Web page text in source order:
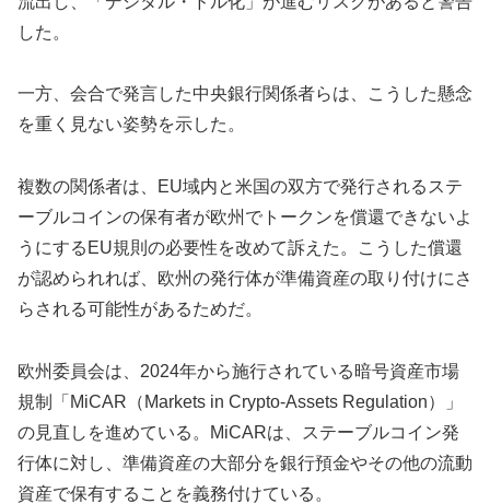
した。
一方、会合で発言した中央銀行関係者らは、こうした懸念
を重く見ない姿勢を示した。
複数の関係者は、EU域内と米国の双方で発行されるステ
ーブルコインの保有者が欧州でトークンを償還できないよ
うにするEU規則の必要性を改めて訴えた。こうした償還
が認められれば、欧州の発行体が準備資産の取り付けにさ
らされる可能性があるためだ。
欧州委員会は、2024年から施行されている暗号資産市場
規制「MiCAR（Markets in Crypto-Assets Regulation）」
の見直しを進めている。MiCARは、ステーブルコイン発
行体に対し、準備資産の大部分を銀行預金やその他の流動
資産で保有することを義務付けている。